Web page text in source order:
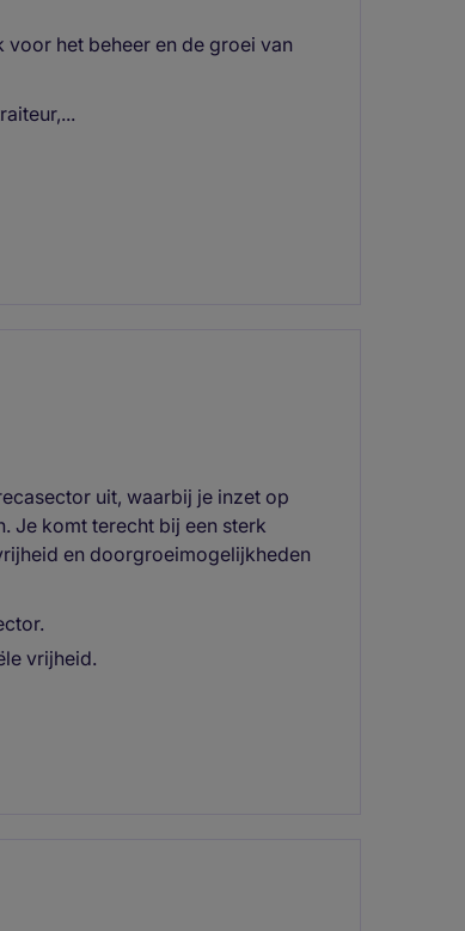
het beheer en de groei van
uit, waarbij je inzet op
Je komt terecht bij een sterk
en doorgroeimogelijkheden
vrijheid.